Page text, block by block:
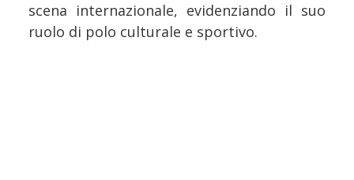
scena internazionale, evidenziando il suo
ruolo di polo culturale e sportivo.